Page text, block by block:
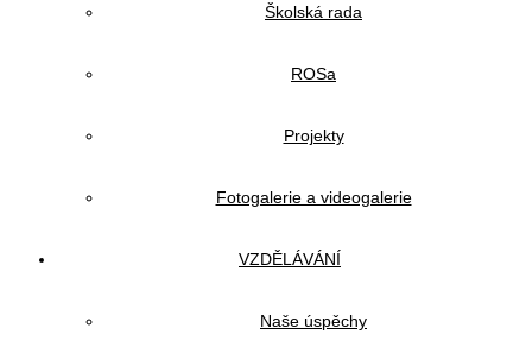
Školská rada
ROSa
Projekty
Fotogalerie a videogalerie
VZDĚLÁVÁNÍ
Naše úspěchy